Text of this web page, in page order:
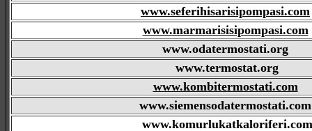
www.seferihisarisipompasi.com
www.marmarisisipompasi.com
www.odatermostati.org
www.termostat.org
www.kombitermostati.com
www.siemensodatermostati.com
www.komurlukatkaloriferi.com